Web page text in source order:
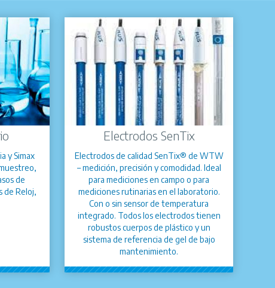
y Simax
de
de Reloj,
Electrodos SenTix
Electrodos de calidad SenTix® de WTW
– medición, precisión y comodidad. Ideal
para mediciones en campo o para
mediciones rutinarias en el laboratorio.
Con o sin sensor de temperatura
integrado. Todos los electrodos tienen
robustos cuerpos de plástico y un
sistema de referencia de gel de bajo
mantenimiento.